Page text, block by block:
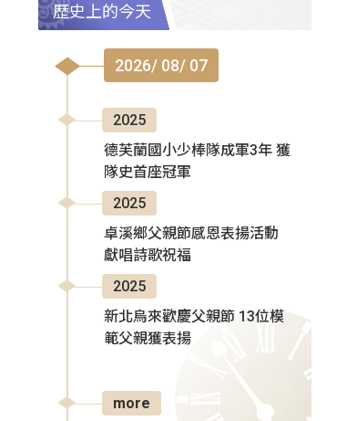
歷史上的今天
2026/ 08/ 07
2025
德芙蘭國小少棒隊成軍3年 獲
隊史首座冠軍
2025
卓溪鄉父親節感恩表揚活動
獻唱詩歌祝福
2025
新北烏來歡慶父親節 13位模
範父親獲表揚
more